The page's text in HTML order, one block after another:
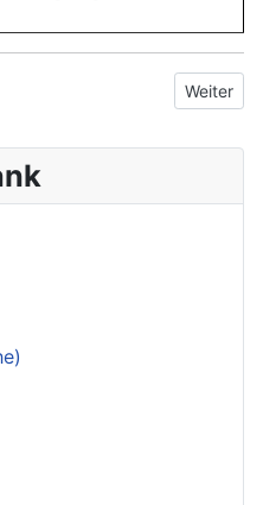
Nächster
Weiter